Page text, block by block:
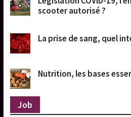
scooter autorisé ?
La prise de sang, quel
Nutrition, les bases
Job